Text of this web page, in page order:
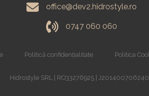
office@dev2.hidrostyle.ro
0747 060 060
Politică confidențialitate Politica
Hidrostyle SRL | RO33276925 |